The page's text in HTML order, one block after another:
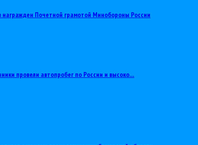
Почетной грамотой Минобороны России
провели автопробег по России и высоко…